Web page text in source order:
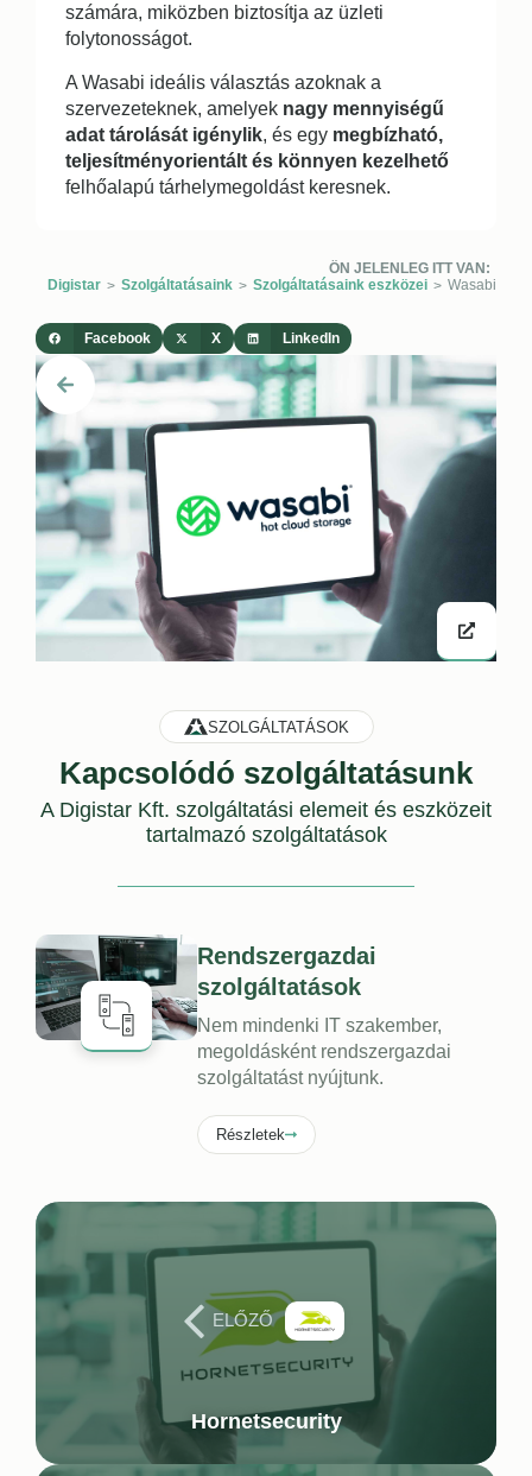
számára, miközben biztosítja az üzleti
folytonosságot.
A Wasabi ideális választás azoknak a
szervezeteknek, amelyek nagy mennyiségű
adat tárolását igénylik, és egy megbízható,
teljesítményorientált és könnyen kezelhető
felhőalapú tárhelymegoldást keresnek.
ÖN JELENLEG ITT VAN:
Digistar > Szolgáltatásaink > Szolgáltatásaink eszközei > Wasabi
Facebook X LinkedIn
SZOLGÁLTATÁSOK
Kapcsolódó szolgáltatásunk
A Digistar Kft. szolgáltatási elemeit és eszközeit
tartalmazó szolgáltatások
Rendszergazdai
szolgáltatások
Nem mindenki IT szakember,
megoldásként rendszergazdai
szolgáltatást nyújtunk.
Részletek
ELŐZŐ
Hornetsecurity